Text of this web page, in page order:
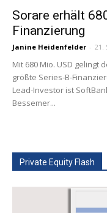
Sorare erhält
Finanzierung
Janine Heidenfelder - 21.
Mit 680 Mio. USD gelingt
größte Series-B-
Lead-Investor ist
Bessemer...
Private Equity Flash